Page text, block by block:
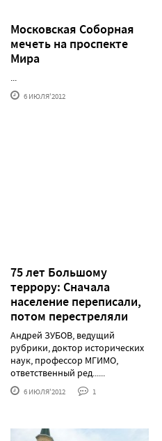
Московская Соборная
мечеть на проспекте
Мира
...
6 ИЮЛЯ'2012
75 лет Большому
террору: Сначала
население переписали,
потом перестреляли
Андрей ЗУБОВ, ведущий
рубрики, доктор исторических
наук, профессор МГИМО,
ответственный ред......
6 ИЮЛЯ'2012 1